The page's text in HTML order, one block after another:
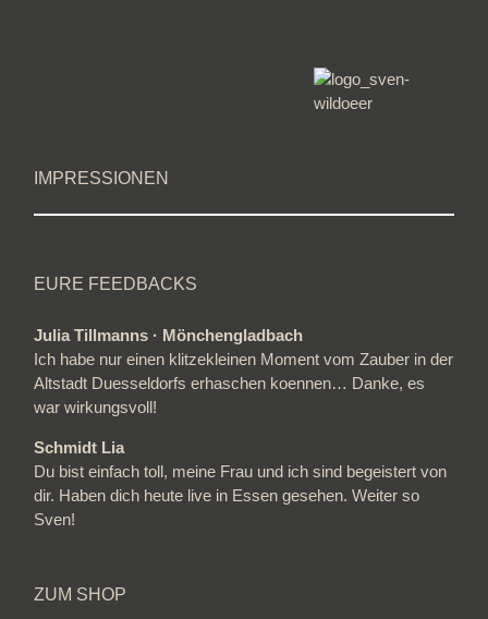
IMPRESSIONEN
EURE FEEDBACKS
Julia Tillmanns · Mönchengladbach
Ich habe nur einen klitzekleinen Moment vom Zauber in der
Altstadt Duesseldorfs erhaschen koennen… Danke, es
war wirkungsvoll!
Schmidt Lia
Du bist einfach toll, meine Frau und ich sind begeistert von
dir. Haben dich heute live in Essen gesehen. Weiter so
Sven!
ZUM SHOP